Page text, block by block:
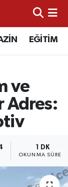
EĞİTİM
ve
Adres:
1 DK
OKUNMA SÜRESI